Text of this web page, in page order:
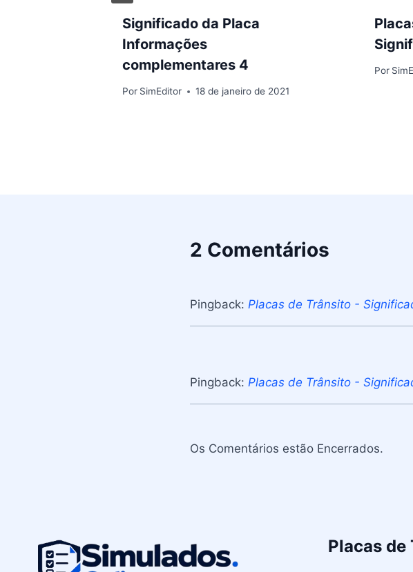
Significado da Placa
Informações
complementares 4
Por SimEditor 18 de janeiro de 2021
Por
2 Comentários
Pingback: Placas de Trânsito -
Pingback: Placas de Trânsito -
Os Comentários estão Encerrados.
Placas de